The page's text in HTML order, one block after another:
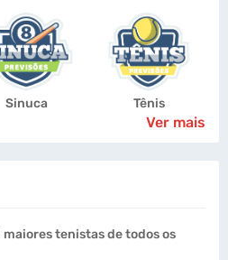
Sinuca Tênis
Ver mais
maiores tenistas de todos os